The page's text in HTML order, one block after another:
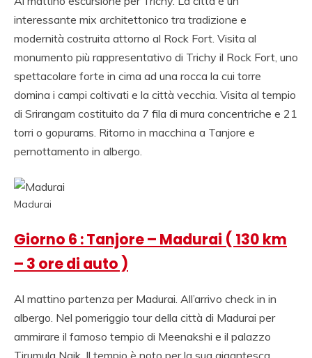
interessante mix architettonico tra tradizione e
modernità costruita attorno al Rock Fort. Visita al
monumento più rappresentativo di Trichy il Rock Fort, uno
spettacolare forte in cima ad una rocca la cui torre
domina i campi coltivati e la città vecchia. Visita al tempio
di Srirangam costituito da 7 fila di mura concentriche e 21
torri o gopurams. Ritorno in macchina a Tanjore e
pernottamento in albergo.
Madurai
Giorno 6 : Tanjore – Madurai ( 130 km
– 3 ore di auto )
Al mattino partenza per Madurai. All’arrivo check in in
albergo. Nel pomeriggio tour della città di Madurai per
ammirare il famoso tempio di Meenakshi e il palazzo